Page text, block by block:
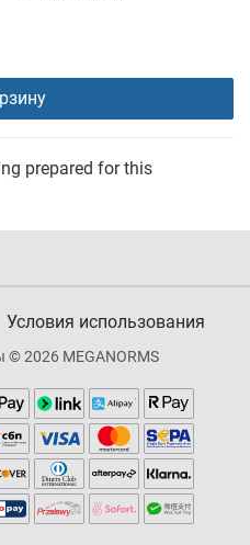
prepared for this
Условия использования
2026 MEGANORMS